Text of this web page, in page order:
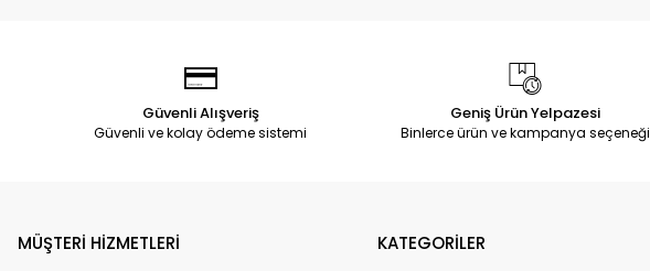
Güvenli Alışveriş
Güvenli ve kolay ödeme sistemi
Geniş Ürün Yelpazesi
Binlerce ürün ve kampanya seçeneği
MÜŞTERİ HİZMETLERİ KATEGORİLER